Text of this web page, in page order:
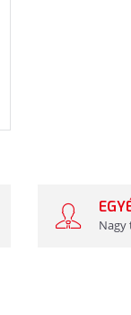
Nagy